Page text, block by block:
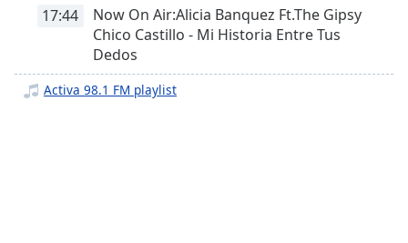
Chapters
descriptions
17:44
Now On Air:Alicia Banquez Ft.The Gipsy
Chico Castillo - Mi Historia Entre Tus
Dedos
Activa 98.1 FM playlist